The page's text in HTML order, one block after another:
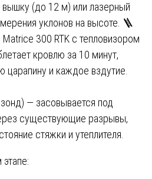
(до 12 м) или лазерный
уклонов на высоте. 🪜
300 RTK с тепловизором
кровлю за 10 минут,
царапину и каждое вздутие.
— засовывается под
существующие разрывы,
стяжки и утеплителя.